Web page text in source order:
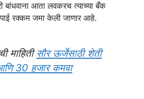
बांधवाना आता लवकरच त्याच्या बँक
रक्कम जमा केली जाणार आहे.
माहिती सौर ऊर्जेसाठी शेती
30 हजार कमवा